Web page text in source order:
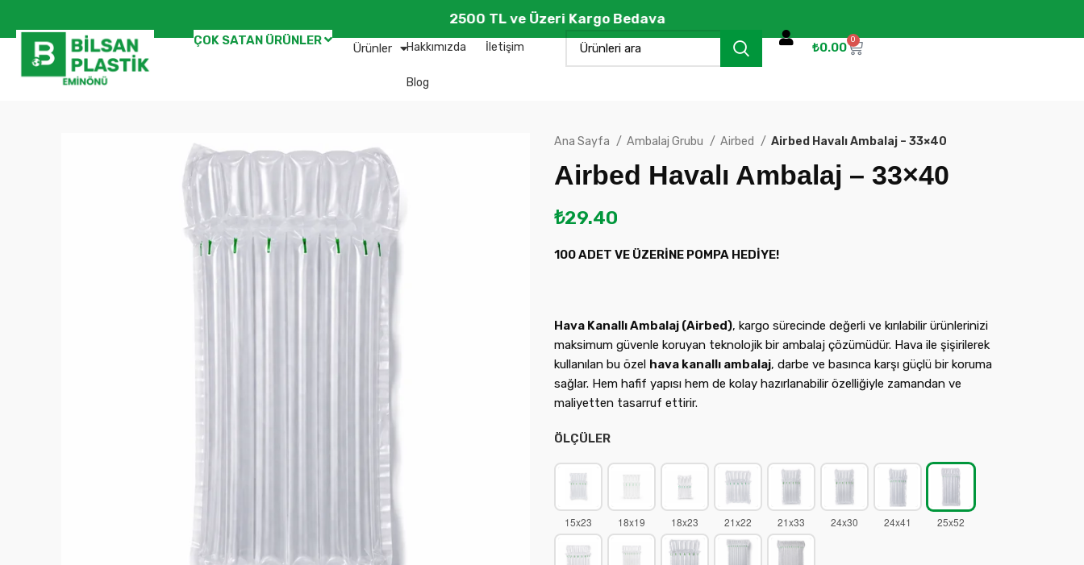
2500 TL ve Üzeri Kargo Bedava
ÇOK SATAN ÜRÜNLER
Ürünler Hakkımızda İletişim
Blog
₺0.00
0
Ana Sayfa Ambalaj Grubu Airbed Airbed Havalı Ambalaj – 33×40
Airbed Havalı Ambalaj – 33×40
₺29.40
100 ADET VE ÜZERİNE POMPA HEDİYE!
Hava Kanallı Ambalaj (Airbed), kargo sürecinde değerli ve kırılabilir ürünlerinizi
maksimum güvenle koruyan teknolojik bir ambalaj çözümüdür. Hava ile şişirilerek
kullanılan bu özel hava kanallı ambalaj, darbe ve basınca karşı güçlü bir koruma
sağlar. Hem hafif yapısı hem de kolay hazırlanabilir özelliğiyle zamandan ve
maliyetten tasarruf ettirir.
ÖLÇÜLER